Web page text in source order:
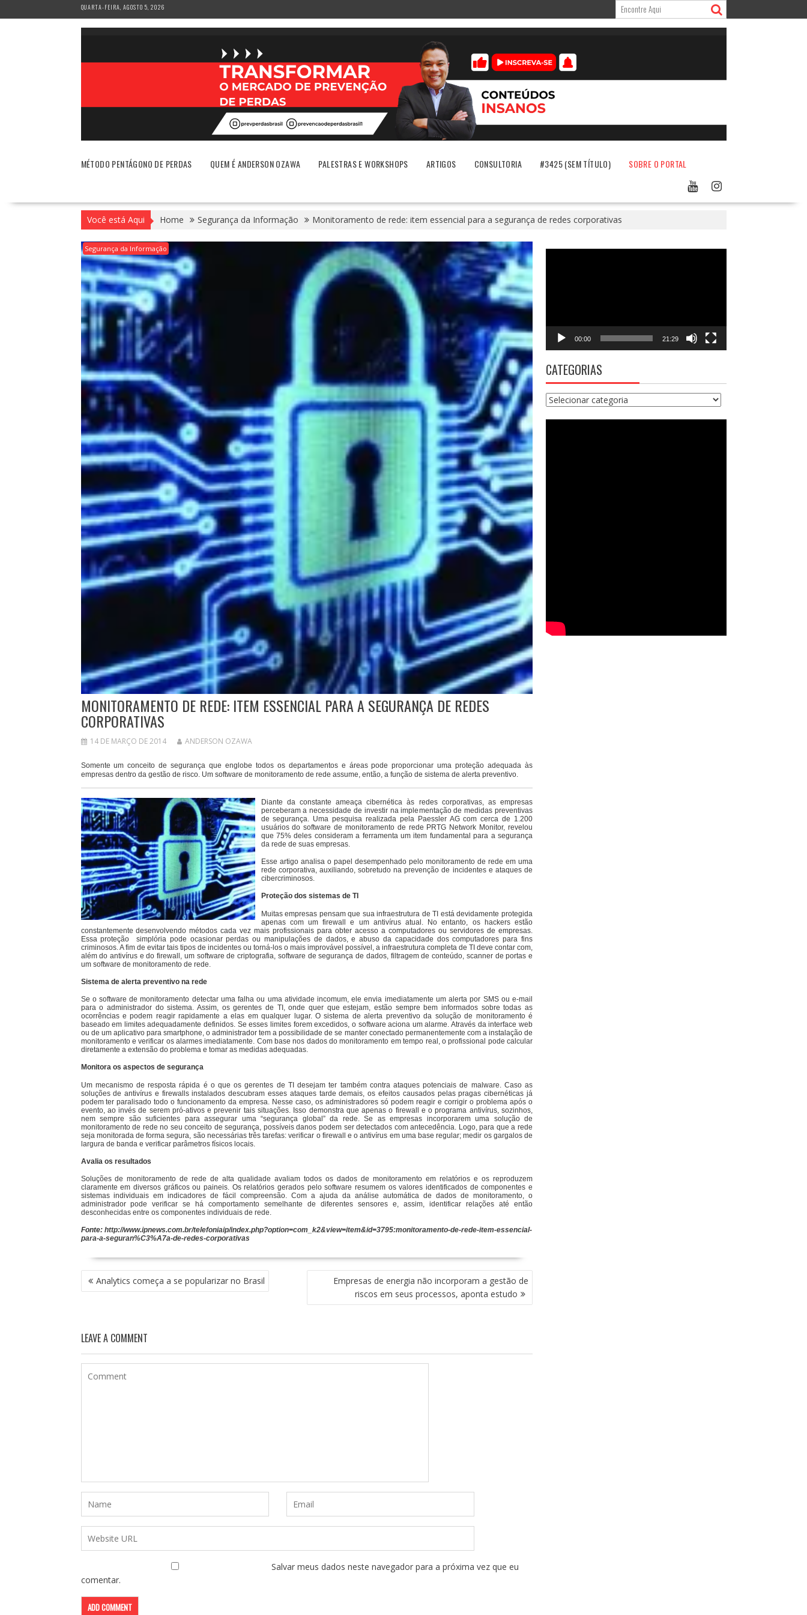
to
QUARTA-FEIRA, AGOSTO 5, 2026
MÉTODO PENTÁGONO DE PERDAS QUEM É ANDERSON OZAWA PALESTRAS E WORKSHOPS ARTIGOS CONSULTORIA #3425 (SEM TÍTULO) SOBRE O PORTAL
Você está Aqui Home Segurança da Informação Monitoramento de rede: item essencial para a segurança de redes corporativas
Segurança da Informação
MONITORAMENTO DE REDE: ITEM ESSENCIAL PARA A SEGURANÇA DE REDES
CORPORATIVAS
14 DE MARÇO DE 2014 ANDERSON OZAWA
Somente um conceito de segurança que englobe todos os departamentos e áreas pode proporcionar uma proteção adequada às
empresas dentro da gestão de risco. Um software de monitoramento de rede assume, então, a função de sistema de alerta preventivo.
Diante da constante ameaça cibernética às redes corporativas, as empresas
perceberam a necessidade de investir na implementação de medidas preventivas
de segurança. Uma pesquisa realizada pela Paessler AG com cerca de 1.200
usuários do software de monitoramento de rede PRTG Network Monitor, revelou
que 75% deles consideram a ferramenta um item fundamental para a segurança
da rede de suas empresas.
Esse artigo analisa o papel desempenhado pelo monitoramento de rede em uma
rede corporativa, auxiliando, sobretudo na prevenção de incidentes e ataques de
cibercriminosos.
Proteção dos sistemas de TI
Muitas empresas pensam que sua infraestrutura de TI está devidamente protegida
apenas com um firewall e um antivírus atual. No entanto, os hackers estão
constantemente desenvolvendo métodos cada vez mais profissionais para obter acesso a computadores ou servidores de empresas.
Essa proteção simplória pode ocasionar perdas ou manipulações de dados, e abuso da capacidade dos computadores para fins
criminosos. A fim de evitar tais tipos de incidentes ou torná-los o mais improvável possível, a infraestrutura completa de TI deve contar com,
além do antivírus e do firewall, um software de criptografia, software de segurança de dados, filtragem de conteúdo, scanner de portas e
um software de monitoramento de rede.
Sistema de alerta preventivo na rede
Se o software de monitoramento detectar uma falha ou uma atividade incomum, ele envia imediatamente um alerta por SMS ou e-mail
para o administrador do sistema. Assim, os gerentes de TI, onde quer que estejam, estão sempre bem informados sobre todas as
ocorrências e podem reagir rapidamente a elas em qualquer lugar. O sistema de alerta preventivo da solução de monitoramento é
baseado em limites adequadamente definidos. Se esses limites forem excedidos, o software aciona um alarme. Através da interface web
ou de um aplicativo para smartphone, o administrador tem a possibilidade de se manter conectado permanentemente com a instalação de
monitoramento e verificar os alarmes imediatamente. Com base nos dados do monitoramento em tempo real, o profissional pode calcular
diretamente a extensão do problema e tomar as medidas adequadas.
Monitora os aspectos de segurança
Um mecanismo de resposta rápida é o que os gerentes de TI desejam ter também contra ataques potenciais de malware. Caso as
soluções de antivírus e firewalls instalados descubram esses ataques tarde demais, os efeitos causados pelas pragas cibernéticas já
podem ter paralisado todo o funcionamento da empresa. Nesse caso, os administradores só podem reagir e corrigir o problema após o
evento, ao invés de serem pró-ativos e prevenir tais situações. Isso demonstra que apenas o firewall e o programa antivírus, sozinhos,
nem sempre são suficientes para assegurar uma “segurança global” da rede. Se as empresas incorporarem uma solução de
monitoramento de rede no seu conceito de segurança, possíveis danos podem ser detectados com antecedência. Logo, para que a rede
seja monitorada de forma segura, são necessárias três tarefas: verificar o firewall e o antivírus em uma base regular; medir os gargalos de
largura de banda e verificar parâmetros físicos locais.
Avalia os resultados
Soluções de monitoramento de rede de alta qualidade avaliam todos os dados de monitoramento em relatórios e os reproduzem
claramente em diversos gráficos ou paineis. Os relatórios gerados pelo software resumem os valores identificados de componentes e
sistemas individuais em indicadores de fácil compreensão. Com a ajuda da análise automática de dados de monitoramento, o
administrador pode verificar se há comportamento semelhante de diferentes sensores e, assim, identificar relações até então
desconhecidas entre os componentes individuais de rede.
Fonte: http://www.ipnews.com.br/telefoniaip/index.php?option=com_k2&view=item&id=3795:monitoramento-de-rede-item-essencial-
para-a-seguran%C3%A7a-de-redes-corporativas
NAVEGAÇÃO
DE Analytics começa a se popularizar no Brasil
Empresas de energia não incorporam a gestão de
riscos em seus processos, aponta estudo
LEAVE A COMMENT
Salvar meus dados neste navegador para a próxima vez que eu
comentar.
00:00 21:29
CATEGORIAS
Categorias